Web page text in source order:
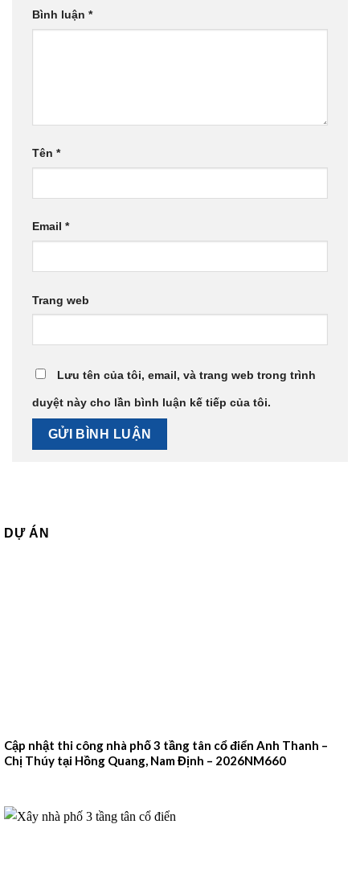
Bình luận *
Tên *
Email *
Trang web
Lưu tên của tôi, email, và trang web trong trình
duyệt này cho lần bình luận kế tiếp của tôi.
DỰ ÁN
Cập nhật thi công nhà phố 3 tầng tân cổ điển Anh Thanh –
Chị Thúy tại Hồng Quang, Nam Định – 2026NM660